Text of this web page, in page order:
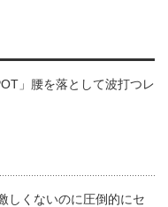
」腰を落として波打つレ
しくないのに圧倒的にセ